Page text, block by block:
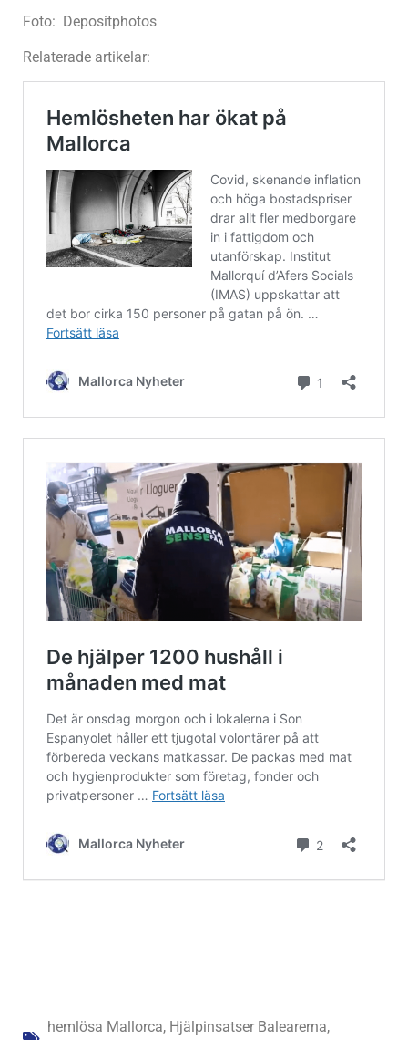
Foto: Depositphotos
Relaterade artikelar:
hemlösa Mallorca, Hjälpinsatser Balearerna,